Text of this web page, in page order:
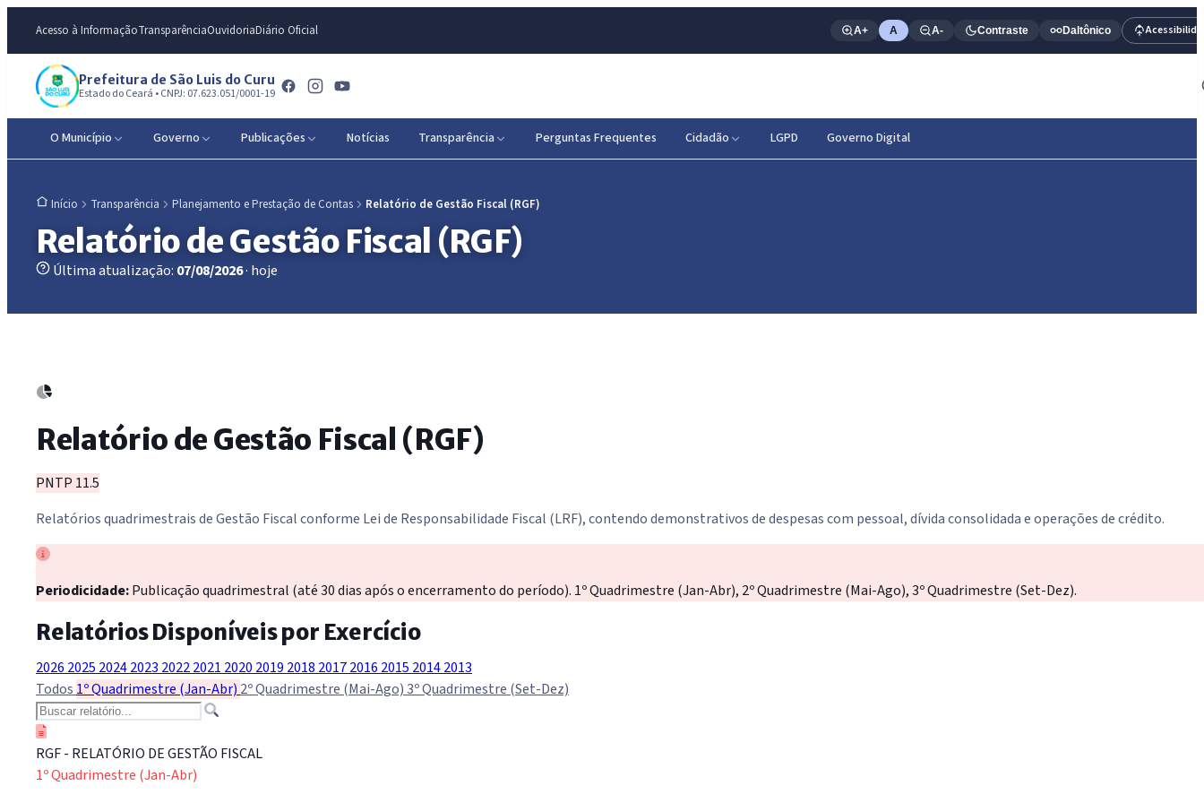
Acesso à InformaçãoTransparênciaOuvidoriaDiário Oficial A+ A A- Contraste Daltônico
Prefeitura de São Luis do Curu
Estado do Ceará • CNPJ: 07.623.051/0001-19
O Município Governo Publicações Notícias Transparência Perguntas Frequentes Cidadão LGPD Governo Digital
Início Transparência Planejamento e Prestação de Contas Relatório de Gestão Fiscal (RGF)
Relatório de Gestão Fiscal (RGF)
Última atualização: 07/08/2026· hoje
Relatório de Gestão Fiscal (RGF)
PNTP 11.5
Relatórios quadrimestrais de Gestão Fiscal conforme Lei de Responsabilidade Fiscal (LRF), contendo demonstrativos de despesas com pessoal, dívida consolidada e operações de crédito.
Periodicidade:Publicação quadrimestral (até 30 dias após o encerramento do período). 1º Quadrimestre (Jan-Abr), 2º Quadrimestre (Mai-Ago), 3º Quadrimestre (Set-Dez).
Relatórios Disponíveis por Exercício
2026 2025 20242023 20222021 2020 2019 2018 20172016 2015 20142013
Todos 1º Quadrimestre (Jan-Abr) 2º Quadrimestre (Mai-Ago)3º Quadrimestre (Set-Dez)
RGF - RELATÓRIO DE GESTÃO FISCAL
1º Quadrimestre (Jan-Abr)